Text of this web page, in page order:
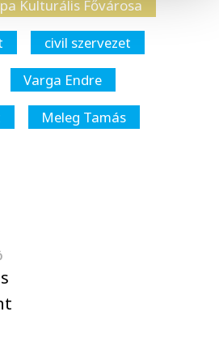
Kulturális Fővárosa
civil szervezet
Varga Endre
Meleg Tamás